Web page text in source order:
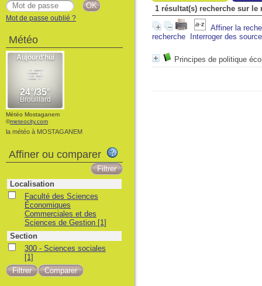
1 résultat(s) recherche sur
Affiner la
recherche
Interroger des
Principes de politique
Mot de passe oublié ?
Météo
Météo Mostaganem
©meteocity.com
la météo à MOSTAGANEM
Affiner ou comparer
Localisation
Faculté des Sciences
Économiques
Commerciales et des
Sciences de Gestion [1]
Section
300 - Sciences sociales
[1]